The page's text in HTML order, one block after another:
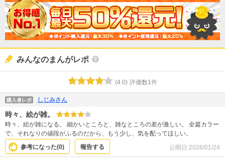
みんなのまんがレポ
(4.0) 評価数1件
購入者レポ しじみさん
時々、絵が雑。
時々、絵が雑になる。 細かいところと、雑なところの差が激しい。 全篇カラー
で、それなりの値段がふるのだから、もう少し、気を配ってほしい。
参考になった(0) 報告する 公開日:2026/01/24